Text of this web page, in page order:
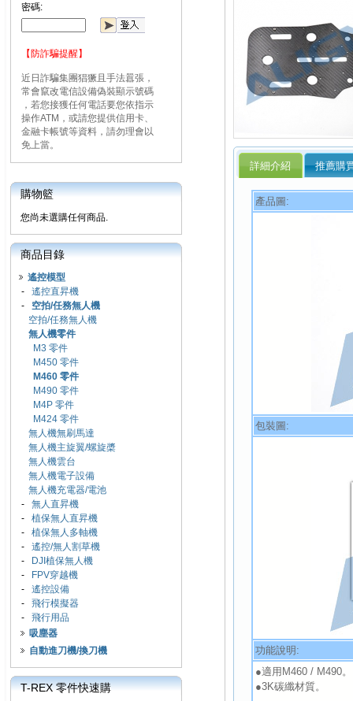
密碼:
【防詐騙提醒】
近日詐騙集團猖獗且手法囂張，
常會竄改電信設備偽裝顯示號碼
，若您接獲任何電話要您依指示
操作ATM，或請您提供信用卡、
金融卡帳號等資料，請勿理會以
免上當。
購物籃
您尚未選購任何商品.
商品目錄
遙控模型
- 遙控直昇機
- 空拍/任務無人機
空拍/任務無人機
無人機零件
M3 零件
M450 零件
M460 零件
M490 零件
M4P 零件
M424 零件
無人機無刷馬達
無人機主旋翼/螺旋槳
無人機雲台
無人機電子設備
無人機充電器/電池
- 無人直昇機
- 植保無人直昇機
- 植保無人多軸機
- 遙控/無人割草機
-
DJI植保無人機
-
FPV穿越機
- 遙控設備
- 飛行模擬器
- 飛行用品
吸塵器
自動進刀機/換刀機
T-REX 零件快速購
詳細介紹 推薦購
產品圖:
包裝圖:
功能說明:
●適用M460 / M490。
●3K碳纖材質。